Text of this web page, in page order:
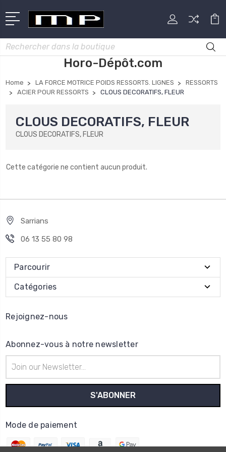
Rechercher
Horo-Dépôt.com
Home LA FORCE MOTRICE POIDS RESSORTS. LIGNES
RESSORTS
ACIER POUR RESSORTS
CLOUS DECORATIFS, FLEUR
CLOUS DECORATIFS, FLEUR
CLOUS DECORATIFS, FLEUR
Cette catégorie ne contient aucun produit.
Sarrians
06 13 55 80 98
Parcourir
Catégories
Rejoignez-nous
Abonnez-vous à notre newsletter
e-
mail
Mode de paiement